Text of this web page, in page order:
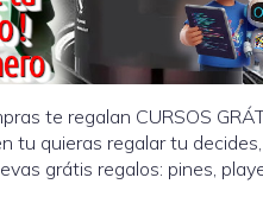
te regalan CURSOS
tu quieras regalar tu
grátis regalos: pines,